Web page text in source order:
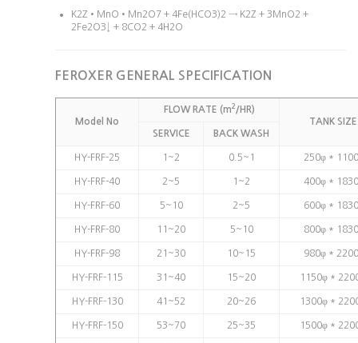
K2Z•MnO•Mn2O7 + 4Fe(HCO3)2 → K2Z + 3MnO2 +
2Fe2O3↓ + 8CO2 + 4H2O
FEROXER GENERAL SPECIFICATION
Model No
FLOW RATE (m2 /HR)
TANK SIZE
SERVICE
BACK WASH
HY-FRF-25 1~2 0.5~1 250φ *
HY-FRF-40 2~5 1~2 400φ *
HY-FRF-60 5~10 2~5 600φ *
HY-FRF-80 11~20 5~10 800φ *
HY-FRF-98 21~30 10~15 980φ *
HY-FRF-115 31~40 15~20 1150φ *
HY-FRF-130 41~52 20~26 1300φ *
HY-FRF-150 53~70 25~35 1500φ *